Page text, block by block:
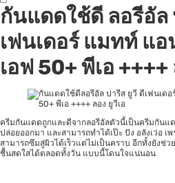
กันแดดใช้ดี ลอรีอัล
เฟนเดอร์ แมทท์ แอ
เอฟ 50+ พีเอ ++++
ครีมกันแดดถูกและดีจากลอรีอัลตัวนี้เป็นครีมกันแ
ปล่อยออกมา และสามารถทำได้เป๊ะ ปัง อลังเว่อ เ
สามารถซึมสู่ผิวได้เร็วแต่ไม่เป็นคราบ อีกทั้งยังช่
ชื้นสดใสได้ตลอดทั้งวัน แบบนี้โดนใจแน่นอน